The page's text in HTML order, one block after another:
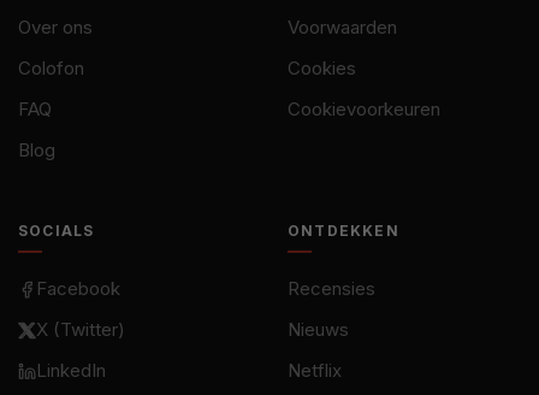
Over ons
Colofon
FAQ
Blog
Voorwaarden
Cookies
Cookievoorkeuren
SOCIALS
Facebook
X (Twitter)
LinkedIn
ONTDEKKEN
Recensies
Nieuws
Netflix